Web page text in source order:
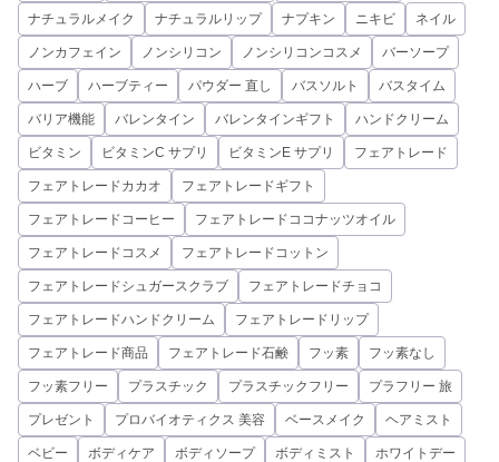
ナチュラルメイク ナチュラルリップ ナプキン ニキビ ネイル
ノンカフェイン ノンシリコン ノンシリコンコスメ バーソープ
ハーブ ハーブティー パウダー 直し バスソルト バスタイム
バリア機能 バレンタイン バレンタインギフト ハンドクリーム
ビタミン ビタミンC サプリ ビタミンE サプリ フェアトレード
フェアトレードカカオ フェアトレードギフト
フェアトレードコーヒー フェアトレードココナッツオイル
フェアトレードコスメ フェアトレードコットン
フェアトレードシュガースクラブ フェアトレードチョコ
フェアトレードハンドクリーム フェアトレードリップ
フェアトレード商品 フェアトレード石鹸 フッ素 フッ素なし
フッ素フリー プラスチック プラスチックフリー プラフリー 旅
プレゼント プロバイオティクス 美容 ベースメイク ヘアミスト
ベビー ボディケア ボディソープ ボディミスト ホワイトデー